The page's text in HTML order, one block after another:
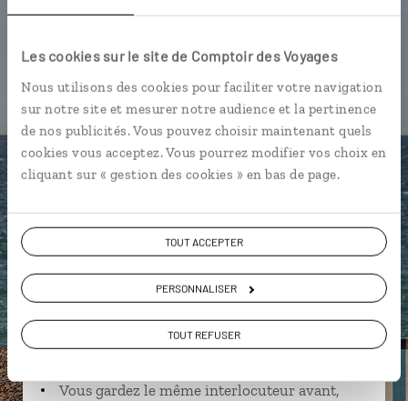
Les cookies sur le site de Comptoir des Voyages
Nous utilisons des cookies pour faciliter votre navigation
sur notre site et mesurer notre audience et la pertinence
de nos publicités. Vous pouvez choisir maintenant quels
cookies vous acceptez. Vous pourrez modifier vos choix en
cliquant sur « gestion des cookies » en bas de page.
TOUT ACCEPTER
PERSONNALISER
TOUT REFUSER
Fabien,
spécialiste Angleterre
spécialistes
Ils sauront organiser votre itinéraire au plus
près de vos envies et de la réalité du pays.
Échangez en face à face ou depuis nos studios
connectés en agence, mais aussi par email ou
Vous gardez le même interlocuteur avant,